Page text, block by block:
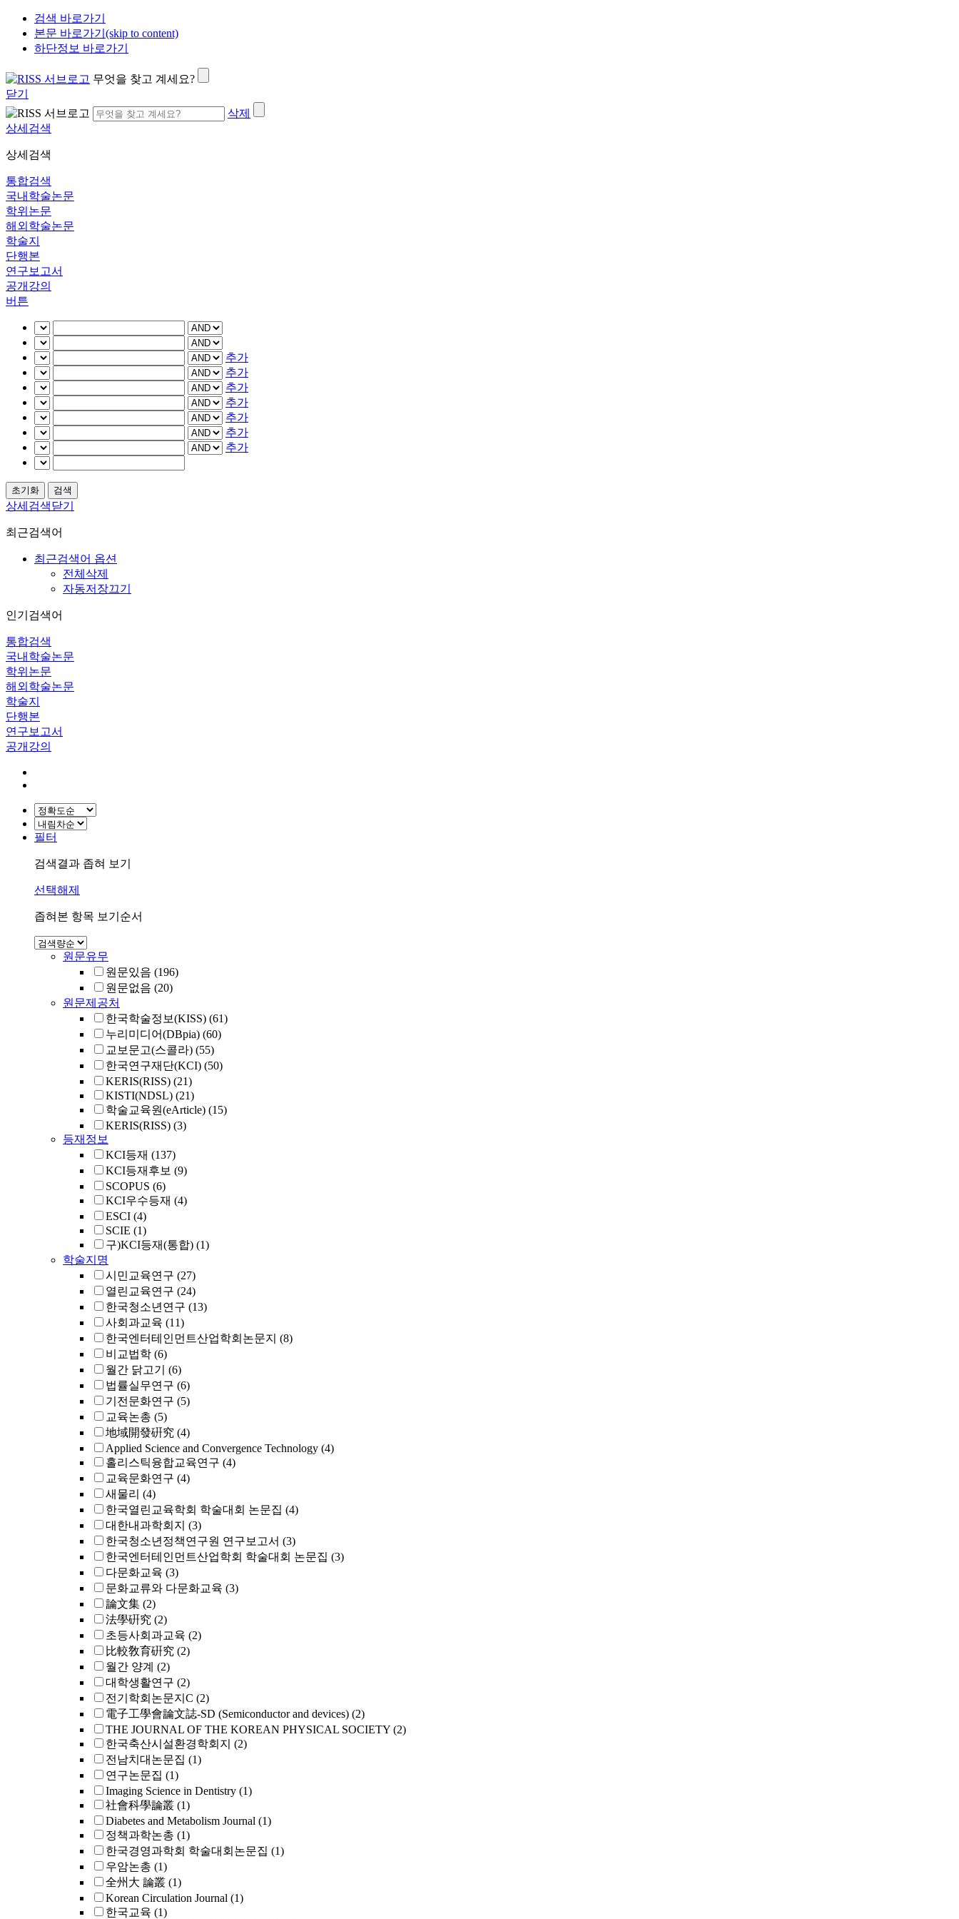
검색 바로가기
본문 바로가기(skip to content)
하단정보 바로가기
무엇을 찾고 계세요?
닫기
삭제
상세검색
상세검색
통합검색
국내학술논문
학위논문
해외학술논문
학술지
단행본
연구보고서
공개강의
버튼
추가
추가
추가
추가
추가
추가
추가
상세검색닫기
최근검색어
최근검색어 옵션
전체삭제
자동저장끄기
인기검색어
통합검색
국내학술논문
학위논문
해외학술논문
학술지
단행본
연구보고서
공개강의
필터
검색결과 좁혀 보기
선택해제
좁혀본 항목 보기순서
원문유무
원문있음 (196)
원문없음 (20)
원문제공처
한국학술정보(KISS) (61)
누리미디어(DBpia) (60)
교보문고(스콜라) (55)
한국연구재단(KCI) (50)
KERIS(RISS) (21)
KISTI(NDSL) (21)
학술교육원(eArticle) (15)
KERIS(RISS) (3)
등재정보
KCI등재 (137)
KCI등재후보 (9)
SCOPUS (6)
KCI우수등재 (4)
ESCI (4)
SCIE (1)
구)KCI등재(통합) (1)
학술지명
시민교육연구 (27)
열린교육연구 (24)
한국청소년연구 (13)
사회과교육 (11)
한국엔터테인먼트산업학회논문지 (8)
비교법학 (6)
월간 닭고기
(6)
법률실무연구 (6)
기전문화연구 (5)
교육논총 (5)
地域開發硏究 (4)
Applied Science and Convergence Technology (4)
홀리스틱융합교육연구 (4)
교육문화연구 (4)
새물리 (4)
한국열린교육학회 학술대회 논문집 (4)
대한내과학회지 (3)
한국청소년정책연구원 연구보고서 (3)
한국엔터테인먼트산업학회 학술대회 논문집 (3)
다문화교육 (3)
문화교류와 다문화교육 (3)
論文集 (2)
法學硏究 (2)
초등사회과교육 (2)
比較敎育硏究 (2)
월간 양계 (2)
대학생활연구 (2)
전기학회논문지C (2)
電子工學會論文誌-SD (Semiconductor and devices) (2)
THE JOURNAL OF THE KOREAN PHYSICAL SOCIETY (2)
한국축산시설환경학회지 (2)
전남치대논문집 (1)
연구논문집 (1)
Imaging Science in Dentistry (1)
社會科學論叢 (1)
Diabetes and Metabolism Journal (1)
정책과학논총 (1)
한국경영과학회 학술대회논문집 (1)
우암논총 (1)
全州大 論叢 (1)
Korean Circulation Journal (1)
한국교육 (1)